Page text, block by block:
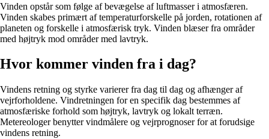
Vinden opstår som følge af bevægelse af luftmasser i atmosfæren.
Vinden skabes primært af temperaturforskelle på jorden, rotationen af
planeten og forskelle i atmosfærisk tryk. Vinden blæser fra områder
med højtryk mod områder med lavtryk.
Hvor kommer vinden fra i dag?
Vindens retning og styrke varierer fra dag til dag og afhænger af
vejrforholdene. Vindretningen for en specifik dag bestemmes af
atmosfæriske forhold som højtryk, lavtryk og lokalt terræn.
Metereologer benytter vindmålere og vejrprognoser for at forudsige
vindens retning.